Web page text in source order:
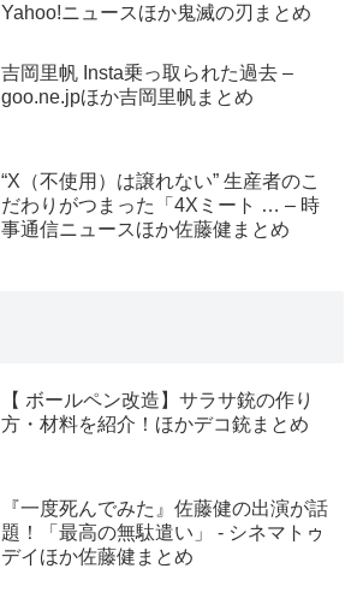
Yahoo!ニュースほか鬼滅の刃まとめ
吉岡里帆 Insta乗っ取られた過去 –
goo.ne.jpほか吉岡里帆まとめ
“X（不使用）は譲れない” 生産者のこ
だわりがつまった「4Xミート … – 時
事通信ニュースほか佐藤健まとめ
【 ボールペン改造】サラサ銃の作り
方・材料を紹介！ほかデコ銃まとめ
『一度死んでみた』佐藤健の出演が話
題！「最高の無駄遣い」 - シネマトゥ
デイほか佐藤健まとめ